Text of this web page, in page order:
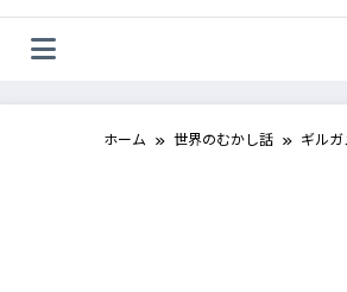
ホーム 世界のむかし話 ギル